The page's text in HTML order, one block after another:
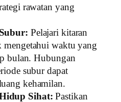
rawatan yang
Pelajari kitaran
waktu yang
bulan. Hubungan
subur dapat
kehamilan.
Sihat: Pastikan